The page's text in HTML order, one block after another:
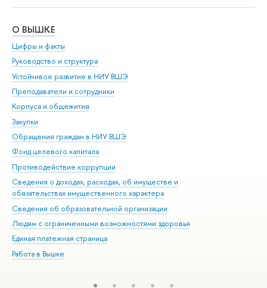
О ВЫШКЕ
Цифры и факты
Руководство и структура
Устойчивое развитие в НИУ ВШЭ
Преподаватели и сотрудники
Корпуса и общежития
Закупки
Обращения граждан в НИУ ВШЭ
Фонд целевого капитала
Противодействие коррупции
Сведения о доходах, расходах, об имуществе и
обязательствах имущественного характера
Сведения об образовательной организации
Людям с ограниченными возможностями здоровья
Единая платежная страница
Работа в Вышке